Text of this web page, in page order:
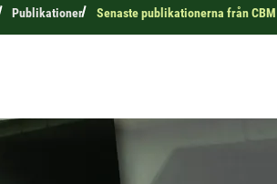
Publikationer Senaste publikationerna från CBM